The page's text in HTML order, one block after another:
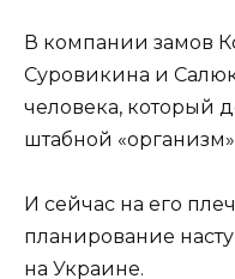
В компании замов
Суровикина и
человека, который
штабной
И сейчас на его
планирование
на Украине.